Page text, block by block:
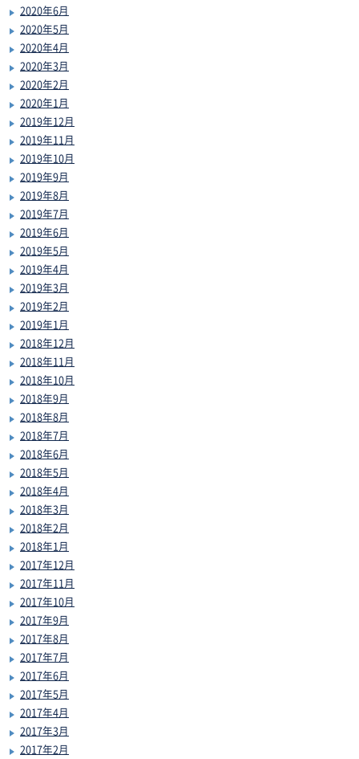
2020年6月
2020年5月
2020年4月
2020年3月
2020年2月
2020年1月
2019年12月
2019年11月
2019年10月
2019年9月
2019年8月
2019年7月
2019年6月
2019年5月
2019年4月
2019年3月
2019年2月
2019年1月
2018年12月
2018年11月
2018年10月
2018年9月
2018年8月
2018年7月
2018年6月
2018年5月
2018年4月
2018年3月
2018年2月
2018年1月
2017年12月
2017年11月
2017年10月
2017年9月
2017年8月
2017年7月
2017年6月
2017年5月
2017年4月
2017年3月
2017年2月